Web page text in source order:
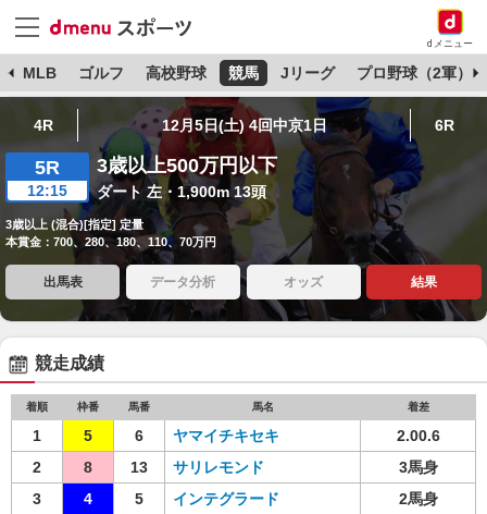
dメニュー
MLB ゴルフ 高校野球 競馬 Jリーグ プロ野球（2軍）
4R 12月5日(土) 4回中京1日 6R
5R
12:15
3歳以上500万円以下
ダート 左・1,900m 13頭
3歳以上 (混合)[指定] 定量
本賞金：700、280、180、110、70万円
出馬表 データ分析 オッズ 結果
競走成績
着順 枠番 馬番 馬名 着差
1 5 6 ヤマイチキセキ
2.00.6
2
8 13 サリレモンド
3馬身
3
4 5 インテグラード
2馬身